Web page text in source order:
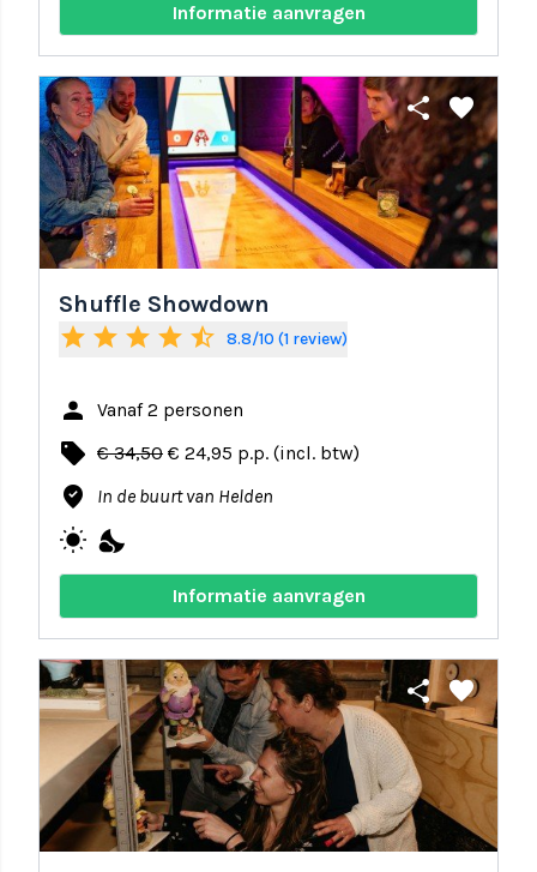
Informatie aanvragen
share favorite
Shuffle Showdown
star star star star star_half 8.8/10 (1 review)
person Vanaf 2 personen
local_offer € 34,50 € 24,95 p.p. (incl. btw)
where_to_vote In de buurt van Helden
wb_sunny nights_stay
Informatie aanvragen
share favorite